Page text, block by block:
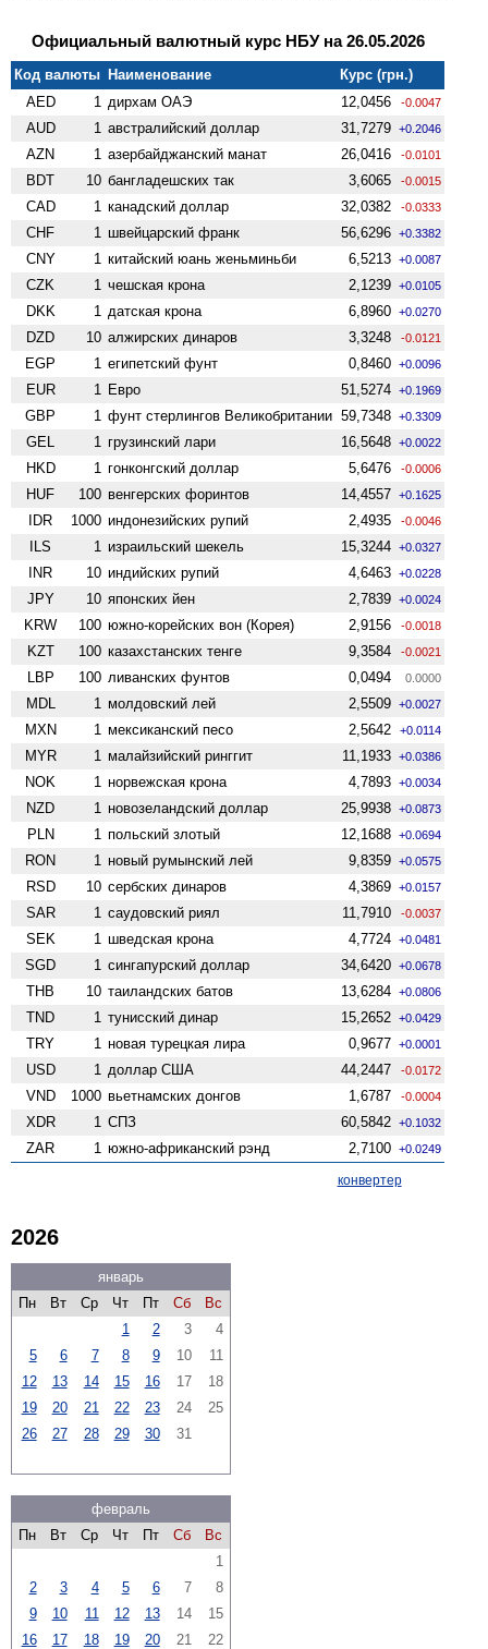
Официальный валютный курс НБУ на 26.05.2026
Код валюты Наименование
Курс (грн.)
AED
1 дирхам ОАЭ 12,0456 -0.0047
AUD 1 австралийский доллар 31,7279 +0.2046
AZN 1 азербайджанский манат 26,0416 -0.0101
BDT 10 бангладешских так 3,6065 -0.0015
CAD 1 канадский доллар 32,0382 -0.0333
CHF 1 швейцарский франк 56,6296 +0.3382
CNY 1 китайский юань женьминьби 6,5213 +0.0087
CZK 1 чешская крона 2,1239 +0.0105
DKK 1 датская крона 6,8960 +0.0270
DZD 10 алжирских динаров 3,3248 -0.0121
EGP 1 египетский фунт 0,8460 +0.0096
EUR 1 Евро 51,5274 +0.1969
GBP 1 фунт стерлингов Велико­британии 59,7348 +0.3309
GEL 1 грузинский лари 16,5648 +0.0022
HKD 1 гонконгский доллар 5,6476 -0.0006
HUF 100 венгерских форинтов 14,4557 +0.1625
IDR 1000 индонезийских рупий 2,4935 -0.0046
ILS 1 израильский шекель 15,3244 +0.0327
INR 10 индийских рупий 4,6463 +0.0228
JPY 10 японских йен 2,7839 +0.0024
KRW 100 южно-корейских вон (Корея) 2,9156 -0.0018
KZT 100 казахстанских тенге 9,3584 -0.0021
LBP 100 ливанских фунтов 0,0494 0.0000
MDL 1 молдовский лей 2,5509 +0.0027
MXN 1 мексиканский песо 2,5642 +0.0114
MYR 1 малайзийский ринггит 11,1933 +0.0386
NOK 1 норвежская крона 4,7893 +0.0034
NZD 1 ново­зеландский доллар 25,9938 +0.0873
PLN 1 польский злотый 12,1688 +0.0694
RON 1 новый румынский лей 9,8359 +0.0575
RSD 10 сербских динаров 4,3869 +0.0157
SAR 1 саудовский риял 11,7910 -0.0037
SEK 1 шведская крона 4,7724 +0.0481
SGD 1 сингапурский доллар 34,6420 +0.0678
THB 10 таиландских батов 13,6284 +0.0806
TND 1 тунисский динар 15,2652 +0.0429
TRY 1 новая турецкая лира 0,9677 +0.0001
USD 1 доллар США 44,2447 -0.0172
VND 1000 вьетнамских донгов 1,6787 -0.0004
XDR 1 СПЗ 60,5842 +0.1032
ZAR 1 южно-африканский рэнд 2,7100 +0.0249
конвертер
2026
январь
Пн
Вт Ср Чт Пт Сб
Вс
1
2 3
4
5
6 7 8 9 10
11
12
13 14 15 16 17
18
19
20 21 22 23 24
25
26
27 28 29 30 31
февраль
Пн
Вт Ср Чт Пт Сб
Вс
1
2
3 4 5 6 7
8
9
10 11 12 13 14
15
16
17 18 19 20 21 22